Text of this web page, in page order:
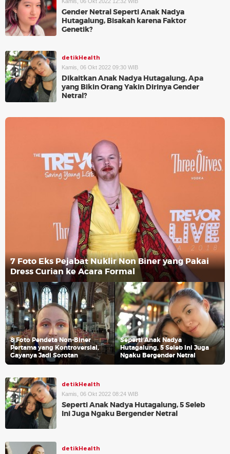
Gender Netral Seperti Anak Nadya
Hutagalung, Bisakah karena Faktor
Genetik?
detikHealth
Kamis, 06 Okt 2022 09:30 WIB
Dikaitkan Anak Nadya Hutagalung, Apa
yang Bikin Orang Yakin Dirinya Gender
Netral?
7 Foto Eks Pejabat Nuklir Non Biner yang Pakai
Dress Curian ke Acara Formal
8 Foto Pendeta Non-Biner
Pertama yang Kontroversial,
Gayanya Jadi Sorotan
Seperti Anak Nadya
Hutagalung, 5 Seleb Ini Juga
Ngaku Bergender Netral
detikHealth
Kamis, 06 Okt 2022 08:24 WIB
Seperti Anak Nadya Hutagalung, 5 Seleb
Ini Juga Ngaku Bergender Netral
detikHealth